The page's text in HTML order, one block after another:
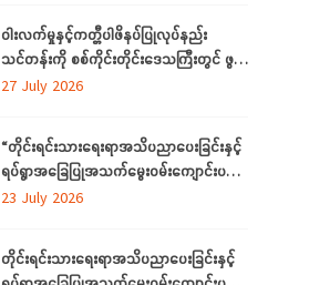
ဝါးလက်မှုနှင့်ကတ္တီပါဖိနပ်ပြုလုပ်နည်း
သင်တန်းကို စစ်ကိုင်းတိုင်းဒေသကြီးတွင် ဖွင့်
လှစ်
27 July 2026
“တိုင်းရင်းသားရေးရာအသိပညာပေးခြင်းနှင့်
ရပ်ရွာအခြေပြုအသက်မွေးဝမ်းကျောင်းပညာ
လိုအပ်ချက်တို့ကို ဆန်းစစ်စီမံခြင်း
ကျင်းပပြုလုပ်
23 July 2026
တိုင်းရင်းသားရေးရာအသိပညာပေးခြင်းနှင့်